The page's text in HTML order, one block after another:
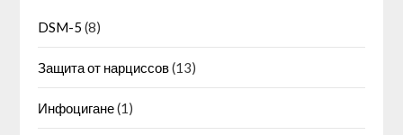
DSM-5 (8)
Защита от нарциссов(13)
Инфоцигане(1)